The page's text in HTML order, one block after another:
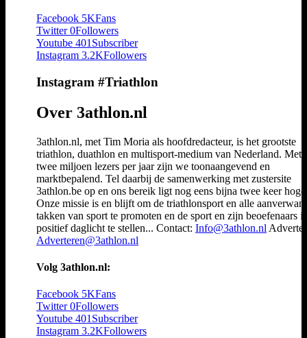
Facebook 5KFans
Twitter 0Followers
Youtube 401 Subscriber
Instagram 3.2KFollowers
Instagram #Triathlon
Over 3athlon.nl
3athlon.nl, met Tim Moria als hoofdredacteur, is het grootste
triathlon, duathlon en multisport-medium van Nederland. Met
twee miljoen lezers per jaar zijn we toonaangevend en
marktbepalend. Tel daarbij de samenwerking met zustersite
3athlon.be op en ons bereik ligt nog eens bijna twee keer
Onze missie is en blijft om de triathlonsport en alle
takken van sport te promoten en de sport en zijn beoefenaars
positief daglicht te stellen... Contact: Info@3athlon.nl
Adverteren@3athlon.nl
Volg 3athlon.nl:
Facebook 5KFans
Twitter 0Followers
Youtube 401 Subscriber
Instagram 3.2KFollowers